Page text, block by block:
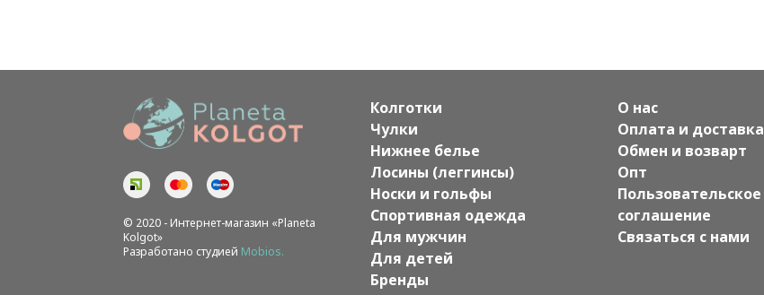
© 2020 - Интернет-магазин «Planeta
Kolgot»
Разработано студией Mobios.
Колготки
Чулки
Нижнее белье
Лосины (леггинсы)
Носки и гольфы
Спортивная одежда
Для мужчин
Для детей
Бренды
О нас
Оплата и доставка
Обмен и возварт
Опт
Пользовательское
соглашение
Связаться с нами